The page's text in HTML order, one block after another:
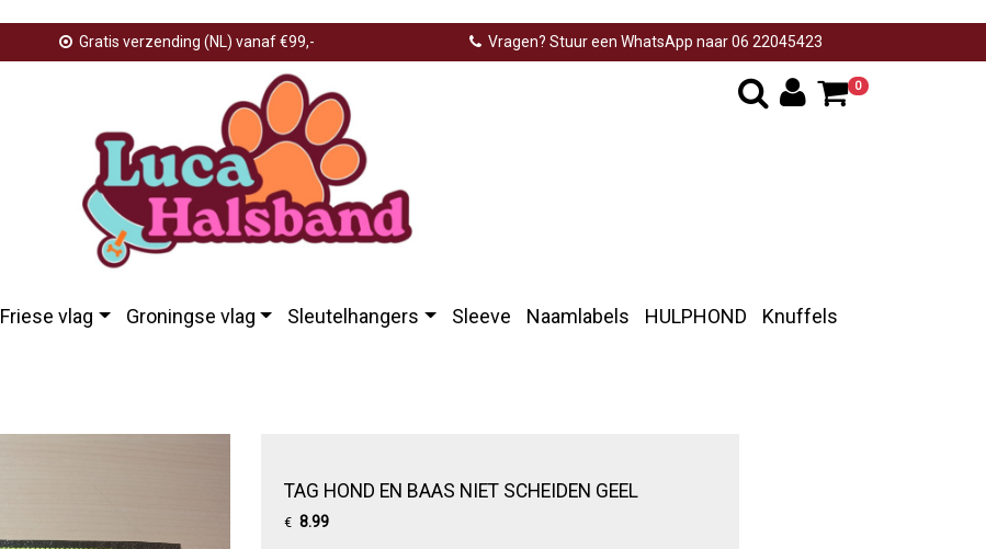
Gratis verzending (NL) vanaf €99,- Vragen? Stuur een WhatsApp naar 06 22045423
0
Friese vlag Groningse vlag Sleutelhangers Sleeve Naamlabels HULPHOND Knuffels
TAG HOND EN BAAS NIET SCHEIDEN GEEL
€ 8.99